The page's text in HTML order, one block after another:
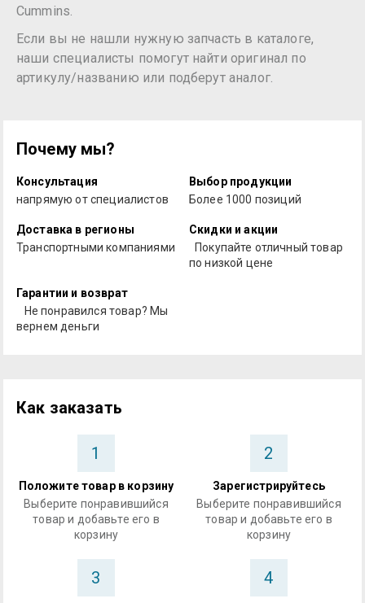
Cummins.
Если вы не нашли нужную запчасть в каталоге,
наши специалисты помогут найти оригинал по
артикулу/названию или подберут аналог.
Почему мы?
Консультация
напрямую от специалистов
Выбор продукции
Более 1000 позиций
Доставка в регионы
Транспортными компаниями
Скидки и акции
Покупайте отличный товар
по низкой цене
Гарантии и возврат
Не понравился товар? Мы
вернем деньги
Как заказать
1
Положите товар в корзину
Выберите понравившийся
товар и добавьте его в
корзину
2
Зарегистрируйтесь
Выберите понравившийся
товар и добавьте его в
корзину
3 4